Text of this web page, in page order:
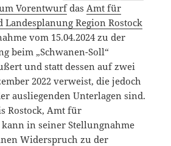
Vorentwurfdas Amt für
Region Rostock
vom 15.04.2024 zu der
beim „Schwanen-Soll“
und statt dessen auf zwei
2022 verweist, die jedoch
ausliegenden Unterlagen sind.
Rostock, Amt für
in seiner Stellungnahme
Widerspruch zu der